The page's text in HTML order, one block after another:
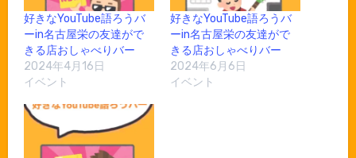
好きなYouTube語ろうバ
ーin名古屋栄の友達がで
きる店おしゃべりバー
2024年4月16日
イベント
好きなYouTube語ろうバ
ーin名古屋栄の友達がで
きる店おしゃべりバー
2024年6月6日
イベント